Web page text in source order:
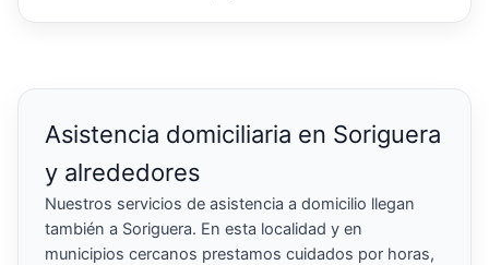
Asistencia domiciliaria en Soriguera
y alrededores
Nuestros servicios de asistencia a domicilio llegan
también a Soriguera. En esta localidad y en
municipios cercanos prestamos cuidados por horas,